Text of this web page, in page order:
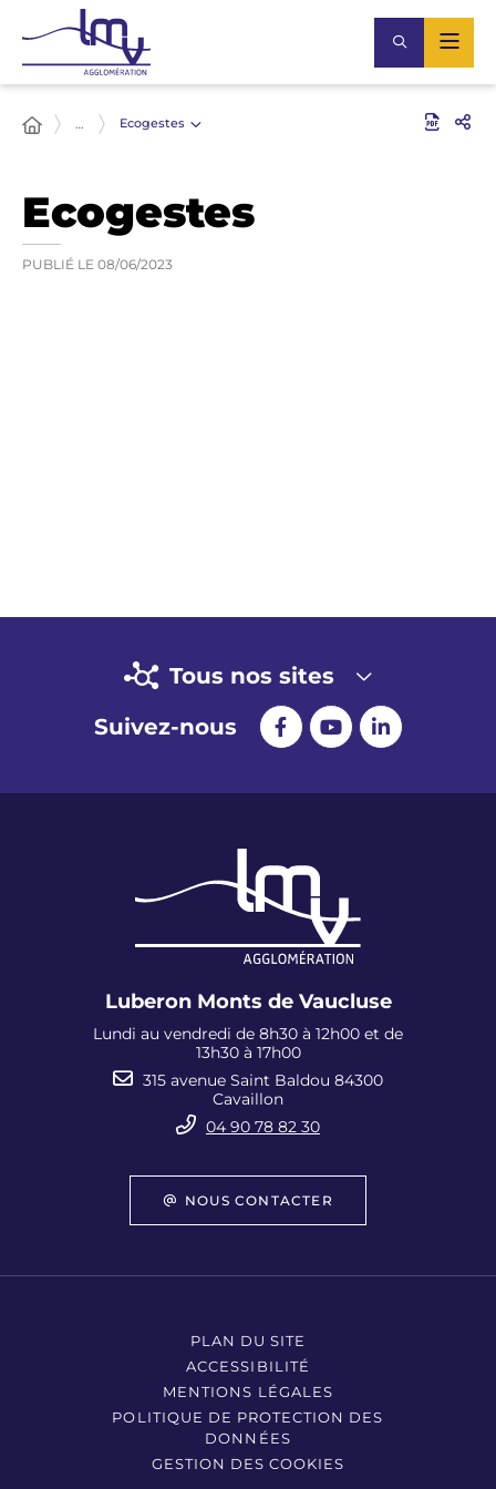
… Ecogestes
Ecogestes
PUBLIÉ LE 08/06/2023
Tous nos sites
Suivez-nous
Luberon Monts de Vaucluse
Lundi au vendredi de 8h30 à 12h00 et de
13h30 à 17h00
315 avenue Saint Baldou 84300
Cavaillon
04 90 78 82 30
NOUS CONTACTER
PLAN DU SITE
ACCESSIBILITÉ
MENTIONS LÉGALES
POLITIQUE DE PROTECTION DES
DONNÉES
GESTION DES COOKIES